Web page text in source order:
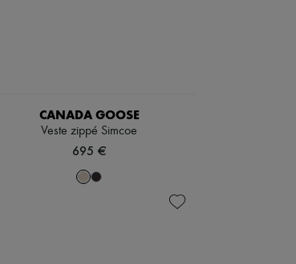
CANADA GOOSE
Veste zippé Simcoe
695 €